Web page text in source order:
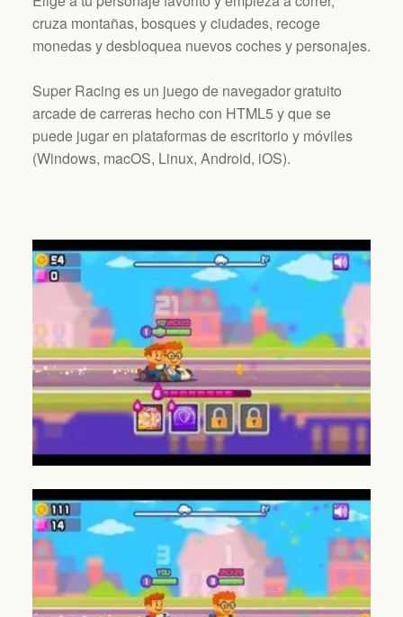
cruza montañas, bosques y ciudades, recoge
monedas y desbloquea nuevos coches y personajes.
Super Racing es un juego de navegador gratuito
arcade de carreras hecho con HTML5 y que se
puede jugar en plataformas de escritorio y móviles
(Windows, macOS, Linux, Android, iOS).